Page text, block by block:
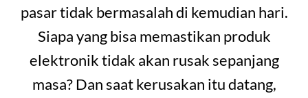
pasar tidak bermasalah di kemudian hari.
Siapa yang bisa memastikan produk
elektronik tidak akan rusak sepanjang
masa? Dan saat kerusakan itu datang,